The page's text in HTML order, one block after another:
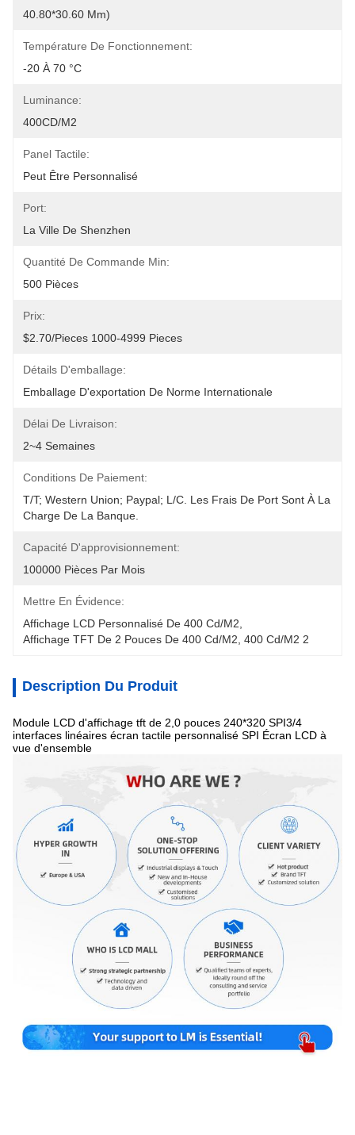
40.80*30.60 Mm)
Température De Fonctionnement:
-20 À 70 °C
Luminance:
400CD/m2
Panel Tactile:
Peut Être Personnalisé
Port:
La Ville De Shenzhen
Quantité De Commande Min:
500 Pièces
Prix:
$2.70/pieces 1000-4999 Pieces
Détails D'emballage:
Emballage D'exportation De Norme Internationale
Délai De Livraison:
2~4 Semaines
Conditions De Paiement:
T/T; Western Union; Paypal; L/C. Les Frais De Port Sont À La
Charge De La Banque.
Capacité D'approvisionnement:
100000 Pièces Par Mois
Mettre En Évidence:
Affichage LCD Personnalisé De 400 Cd/m2
Affichage TFT De 2 Pouces De 400 Cd/m2 400 Cd/m2 2
Description Du Produit
Module LCD d'affichage tft de 2,0 pouces 240*320 SPI3/4
interfaces linéaires écran tactile personnalisé SPI Écran LCD à
vue d'ensemble